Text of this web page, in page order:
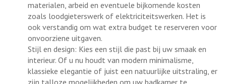
materialen, arbeid en eventuele bijkomende kosten
zoals loodgieterswerk of elektriciteitswerken. Het is
ook verstandig om wat extra budget te reserveren voor
onvoorziene uitgaven.
Stijl en design: Kies een stijl die past bij uw smaak en
interieur. Of u nu houdt van modern minimalisme,
klassieke elegantie of juist een natuurlijke uitstraling, er
zijn talloze mogelijkheden om uw badkamer te